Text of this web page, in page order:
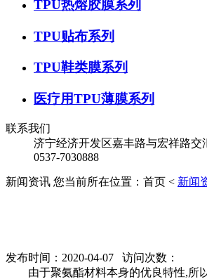
TPU热熔胶膜系列
TPU贴布系列
TPU鞋类膜系列
医疗用TPU薄膜系列
联系我们
济宁经济开发区嘉丰路与宏祥路交
0537-7030888
新闻资讯 您当前所在位置：首页 < 新闻
发布时间：2020-04-07 访问次数：
由于聚氨酯材料本身的优良特性,所以